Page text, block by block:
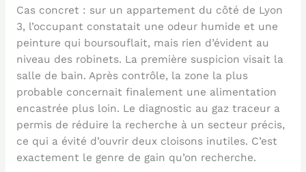
Cas concret : sur un appartement du côté de Lyon
3, l’occupant constatait une odeur humide et une
peinture qui boursouflait, mais rien d’évident au
niveau des robinets. La première suspicion visait la
salle de bain. Après contrôle, la zone la plus
probable concernait finalement une alimentation
encastrée plus loin. Le diagnostic au gaz traceur a
permis de réduire la recherche à un secteur précis,
ce qui a évité d’ouvrir deux cloisons inutiles. C’est
exactement le genre de gain qu’on recherche.